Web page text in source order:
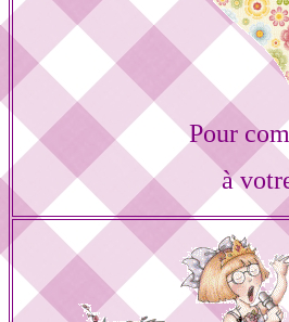
Pour
à